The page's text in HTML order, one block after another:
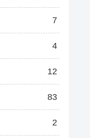
7
4
12
83
2